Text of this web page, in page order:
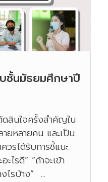
ชั้นมัธยมศึกษาปี
ดสินใจครั้งสำคัญใน
ยหลายคน และเป็น
วรได้รับการชี้แนะ
ไรดี” “ถ้าจะเข้า
ไรบ้าง” ...